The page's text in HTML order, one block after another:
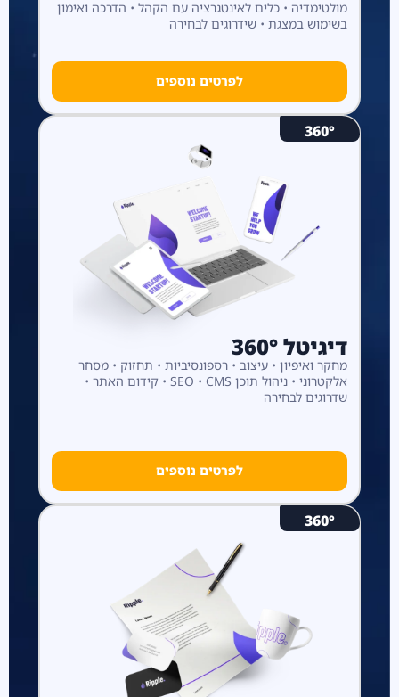
מולטימדיה • כלים לאינטגרציה עם הקהל • הדרכה ואימון
בשימוש במצגת • שידרוגים לבחירה
לפרטים נוספים
360°
דיגיטל 360°
מחקר ואיפיון • עיצוב • רספונסיביות • תחזוק • מסחר
אלקטרוני • ניהול תוכן SEO • CMS • קידום האתר •
שדרוגים לבחירה
לפרטים נוספים
360°